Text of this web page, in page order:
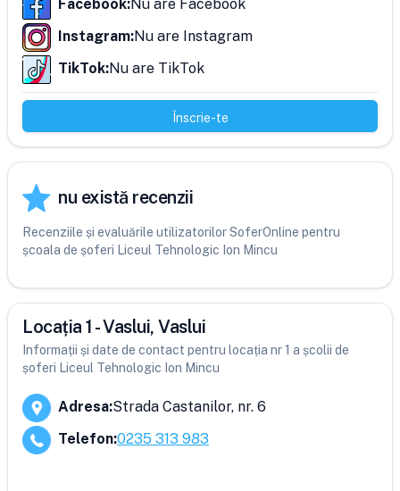
Facebook:Nu are Facebook
Instagram:Nu are Instagram
TikTok:Nu are TikTok
Înscrie-te
nu există recenzii
Recenziile și evaluările utilizatorilor SoferOnline pentru
școala de șoferi Liceul Tehnologic Ion Mincu
Locația 1 - Vaslui, Vaslui
Informații și date de contact pentru locația nr 1 a școlii de
șoferi Liceul Tehnologic Ion Mincu
Adresa:Strada Castanilor, nr. 6
Telefon:0235 313 983